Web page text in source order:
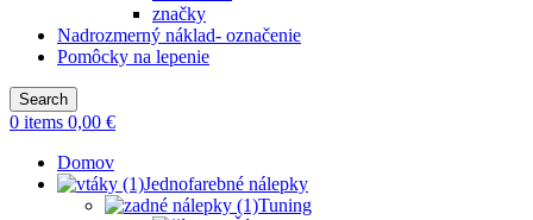
značky
Nadrozmerný náklad- označenie
Pomôcky na lepenie
Search
0 items 0,00 €
Domov
Jednofarebné nálepky
Tuning